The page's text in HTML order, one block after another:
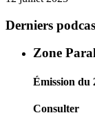
Derniers
Zone
Émission du
Consulter